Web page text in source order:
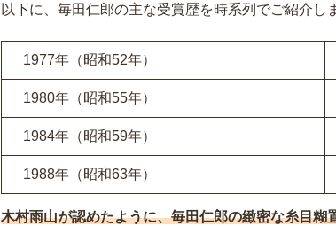
以下に、毎田仁郎の主な受賞歴を時系列でご紹介し
1977年（昭和52年）
1980年（昭和55年）
1984年（昭和59年）
1988年（昭和63年）
木村雨山が認めたように、毎田仁郎の緻密な糸目